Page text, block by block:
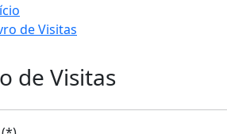
de Visitas
de Visitas